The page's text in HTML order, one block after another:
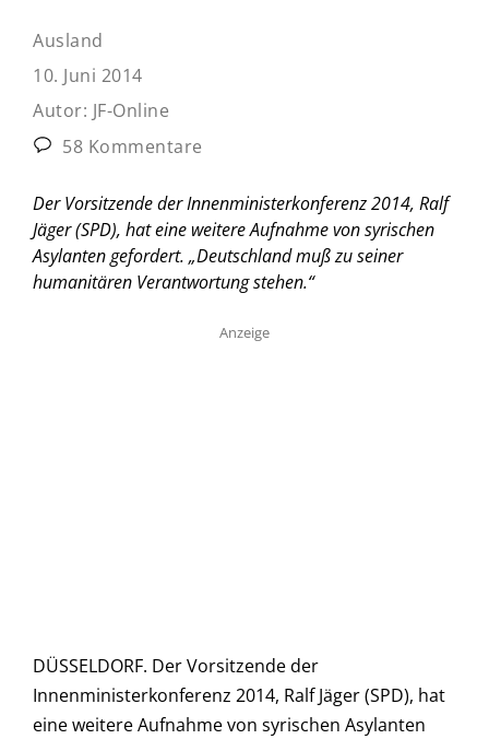
Ausland
10. Juni 2014
Autor: JF-Online
58 Kommentare
Der Vorsitzende der Innenministerkonferenz 2014, Ralf
Jäger (SPD), hat eine weitere Aufnahme von syrischen
Asylanten gefordert. „Deutschland muß zu seiner
humanitären Verantwortung stehen.“
Anzeige
DÜSSELDORF. Der Vorsitzende der
Innenministerkonferenz 2014, Ralf Jäger (SPD), hat
eine weitere Aufnahme von syrischen Asylanten